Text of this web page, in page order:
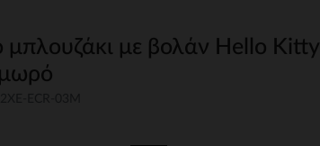
μπλουζάκι με βολάν Hello Kitty
μωρό